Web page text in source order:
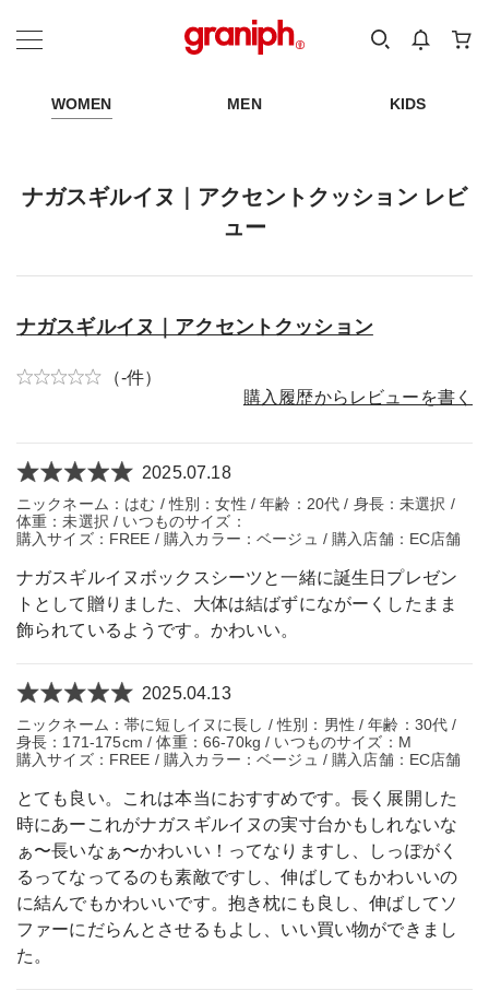
カテゴリーから探す
WOMEN MEN KIDS
ナガスギルイヌ｜アクセントクッション レビ
ュー
ナガスギルイヌ｜アクセントクッション
（-件）
購入履歴からレビューを書く
2025.07.18
ニックネーム：はむ / 性別：女性 / 年齢：20代 / 身長：未選択 /
体重：未選択 / いつものサイズ：
購入サイズ：FREE / 購入カラー：ベージュ / 購入店舗：EC店舗
ナガスギルイヌボックスシーツと一緒に誕生日プレゼン
トとして贈りました、大体は結ばずにながーくしたまま
飾られているようです。かわいい。
2025.04.13
ニックネーム：帯に短しイヌに長し / 性別：男性 / 年齢：30代 /
身長：171-175cm / 体重：66-70kg / いつものサイズ：M
購入サイズ：FREE / 購入カラー：ベージュ / 購入店舗：EC店舗
とても良い。これは本当におすすめです。長く展開した
時にあーこれがナガスギルイヌの実寸台かもしれないな
ぁ〜長いなぁ〜かわいい！ってなりますし、しっぽがく
るってなってるのも素敵ですし、伸ばしてもかわいいの
に結んでもかわいいです。抱き枕にも良し、伸ばしてソ
ファーにだらんとさせるもよし、いい買い物ができまし
た。